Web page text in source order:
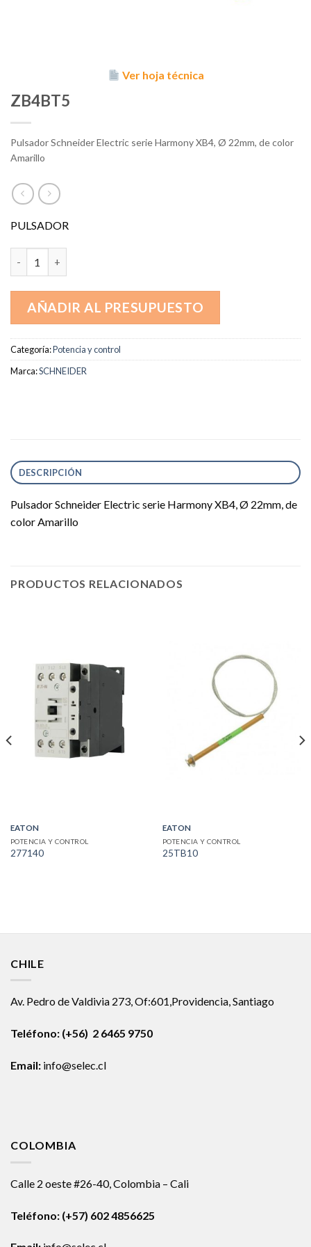
Ver hoja técnica
ZB4BT5
Pulsador Schneider Electric serie Harmony XB4, Ø 22mm, de color
Amarillo
PULSADOR
AÑADIR AL PRESUPUESTO
Categoría:Potencia y control
Marca:SCHNEIDER
DESCRIPCIÓN
Pulsador Schneider Electric serie Harmony XB4, Ø 22mm, de
color Amarillo
PRODUCTOS RELACIONADOS
EATON
POTENCIA Y CONTROL
277140
EATON
POTENCIA Y CONTROL
25TB10
CHILE
Av. Pedro de Valdivia 273, Of:601,Providencia, Santiago
Teléfono: (+56) 2 6465 9750
Email: info@selec.cl
COLOMBIA
Calle 2 oeste #26-40, Colombia – Cali
Teléfono: (+57) 602 4856625